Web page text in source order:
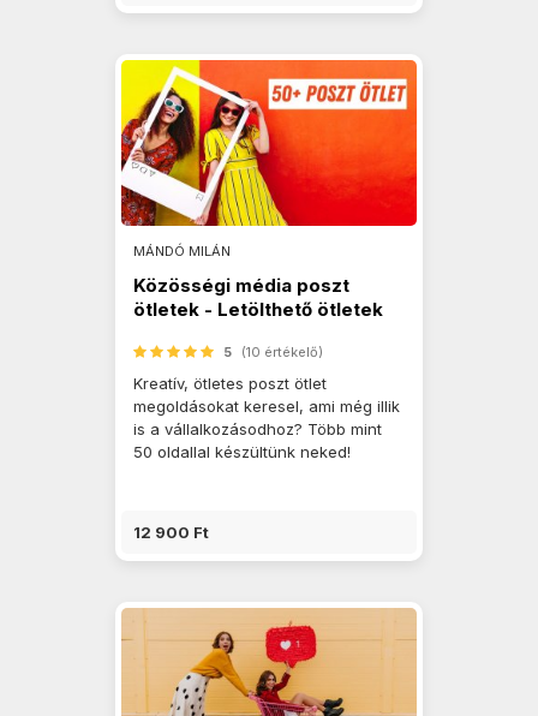
MÁNDÓ MILÁN
Közösségi média poszt
ötletek - Letölthető ötletek
5 (10 értékelő)
Kreatív, ötletes poszt ötlet
megoldásokat keresel, ami még illik
is a vállalkozásodhoz? Több mint
50 oldallal készültünk neked!
12 900 Ft